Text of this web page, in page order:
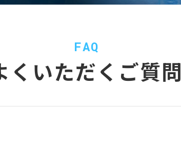
FAQ
くいただくご質問